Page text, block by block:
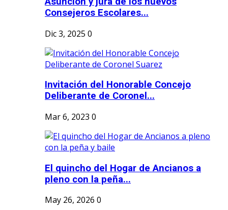
Consejeros Escolares...
Dic 3, 2025 0
Invitación del Honorable Concejo
Deliberante de Coronel...
Mar 6, 2023 0
El quincho del Hogar de Ancianos a
pleno con la peña...
May 26, 2026 0